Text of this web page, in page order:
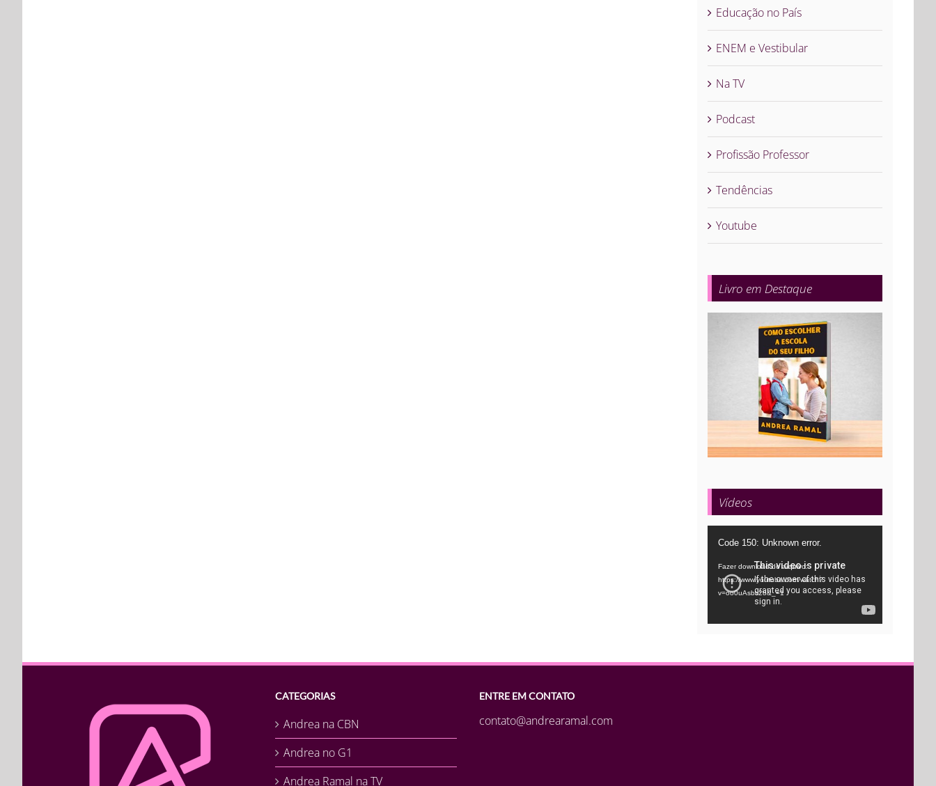
Educação no País
ENEM e Vestibular
Na TV
Podcast
Profissão Professor
Tendências
Youtube
Livro em Destaque
Vídeos
Tocador
vídeo
Code 150: Unknown error.
Fazer download do arquivo:
https://www.youtube.com/watch?
v=oo0uAsbti28&_=1
CATEGORIAS
Andrea na CBN
Andrea no G1
Andrea Ramal na TV
ENTRE EM CONTATO
contato@andrearamal.com